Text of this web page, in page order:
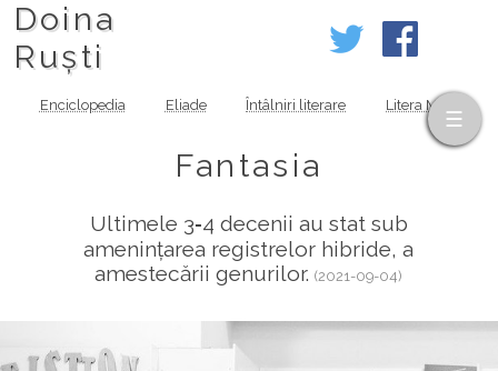
Doina
Ruști
Enciclopedia Eliade Întâlniri literare Litera MOV
Fantasia
Ultimele 3‑4 decenii au stat sub
amenințarea registrelor hibride, a
amestecării genurilor.(2021-09-04)